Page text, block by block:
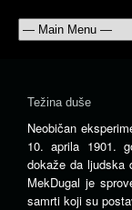
Težina duše
Neobičan
10. aprila 1901.
dokaže da ljudska
MekDugal je
samrti koji su